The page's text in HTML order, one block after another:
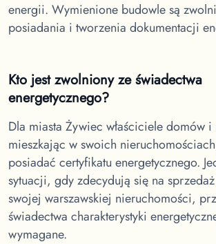
energii. Wymienione budowle są
posiadania i tworzenia dokumentacji
Kto jest zwolniony ze świadectwa
energetycznego?
Dla miasta Żywiec właściciele domów i
mieszkając w swoich
posiadać certyfikatu energetycznego.
sytuacji, gdy zdecydują się na
swojej warszawskiej nieruchomości,
świadectwa charakterystyki
wymagane.